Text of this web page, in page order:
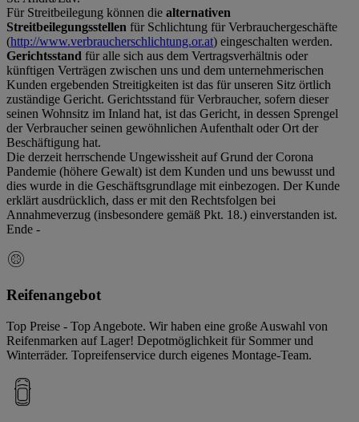
Für Streitbeilegung können die alternativen
Streitbeilegungsstellen für Schlichtung für Verbrauchergeschäfte
(http://www.verbraucherschlichtung.or.at) eingeschalten werden.
Gerichtsstand für alle sich aus dem Vertragsverhältnis oder
künftigen Verträgen zwischen uns und dem unternehmerischen
Kunden ergebenden Streitigkeiten ist das für unseren Sitz örtlich
zuständige Gericht. Gerichtsstand für Verbraucher, sofern dieser
seinen Wohnsitz im Inland hat, ist das Gericht, in dessen Sprengel
der Verbraucher seinen gewöhnlichen Aufenthalt oder Ort der
Beschäftigung hat.
Die derzeit herrschende Ungewissheit auf Grund der Corona
Pandemie (höhere Gewalt) ist dem Kunden und uns bewusst und
dies wurde in die Geschäftsgrundlage mit einbezogen. Der Kunde
erklärt ausdrücklich, dass er mit den Rechtsfolgen bei
Annahmeverzug (insbesondere gemäß Pkt. 18.) einverstanden ist.
Ende -
Reifenangebot
Top Preise - Top Angebote. Wir haben eine große Auswahl von
Reifenmarken auf Lager! Depotmöglichkeit für Sommer und
Winterräder. Topreifenservice durch eigenes Montage-Team.